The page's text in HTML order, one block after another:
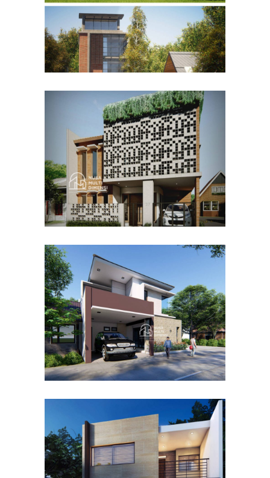
Desain Rumah Bapak Azwar
di Cibinong Bogor
DESAIN RUMAH TERBAIK
Desain Rumah Hook
Alternatif di Cibubur
DESAIN RUMAH TERBAIK
Desain Rumah Taman
Mutiara di Cibinong Bogor
DESAIN RUMAH TERBAIK